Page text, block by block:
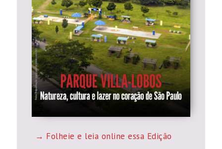
Folheie e leia online essa Edição